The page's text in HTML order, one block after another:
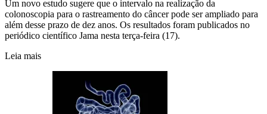
Um novo estudo sugere que o intervalo na realização da
colonoscopia para o rastreamento do câncer pode ser ampliado para
além desse prazo de dez anos. Os resultados foram publicados no
periódico científico Jama nesta terça-feira (17).
Leia mais